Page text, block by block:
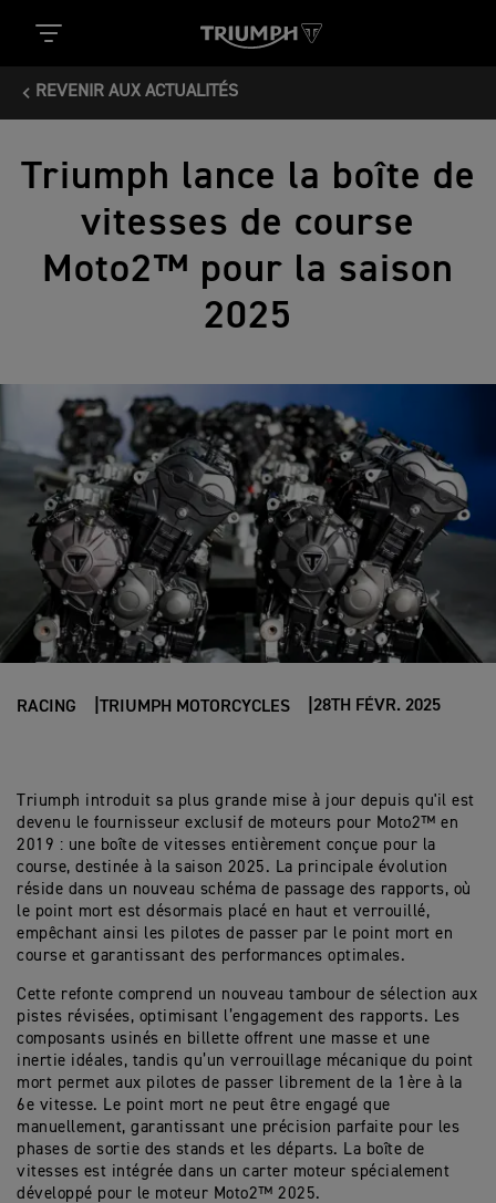
REVENIR AUX ACTUALITÉS
Triumph lance la boîte de
vitesses de course
Moto2™ pour la saison
2025
RACING TRIUMPH MOTORCYCLES 28TH FÉVR. 2025
Triumph introduit sa plus grande mise à jour depuis qu'il est
devenu le fournisseur exclusif de moteurs pour Moto2™ en
2019 : une boîte de vitesses entièrement conçue pour la
course, destinée à la saison 2025. La principale évolution
réside dans un nouveau schéma de passage des rapports, où
le point mort est désormais placé en haut et verrouillé,
empêchant ainsi les pilotes de passer par le point mort en
course et garantissant des performances optimales.
Cette refonte comprend un nouveau tambour de sélection aux
pistes révisées, optimisant l’engagement des rapports. Les
composants usinés en billette offrent une masse et une
inertie idéales, tandis qu’un verrouillage mécanique du point
mort permet aux pilotes de passer librement de la 1ère à la
6e vitesse. Le point mort ne peut être engagé que
manuellement, garantissant une précision parfaite pour les
phases de sortie des stands et les départs. La boîte de
vitesses est intégrée dans un carter moteur spécialement
développé pour le moteur Moto2™ 2025.